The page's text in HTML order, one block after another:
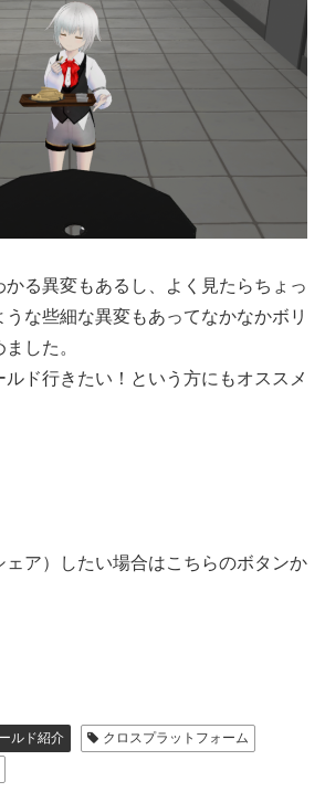
かる異変もあるし、よく見たらちょっ
な些細な異変もあってなかなかボリ
した。
ド行きたい！という方にもオススメ
ェア）したい場合はこちらのボタンか
ルド紹介
クロスプラットフォーム